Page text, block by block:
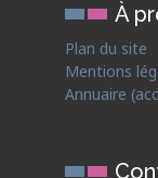
À
Plan du site
Mentions
Annuaire